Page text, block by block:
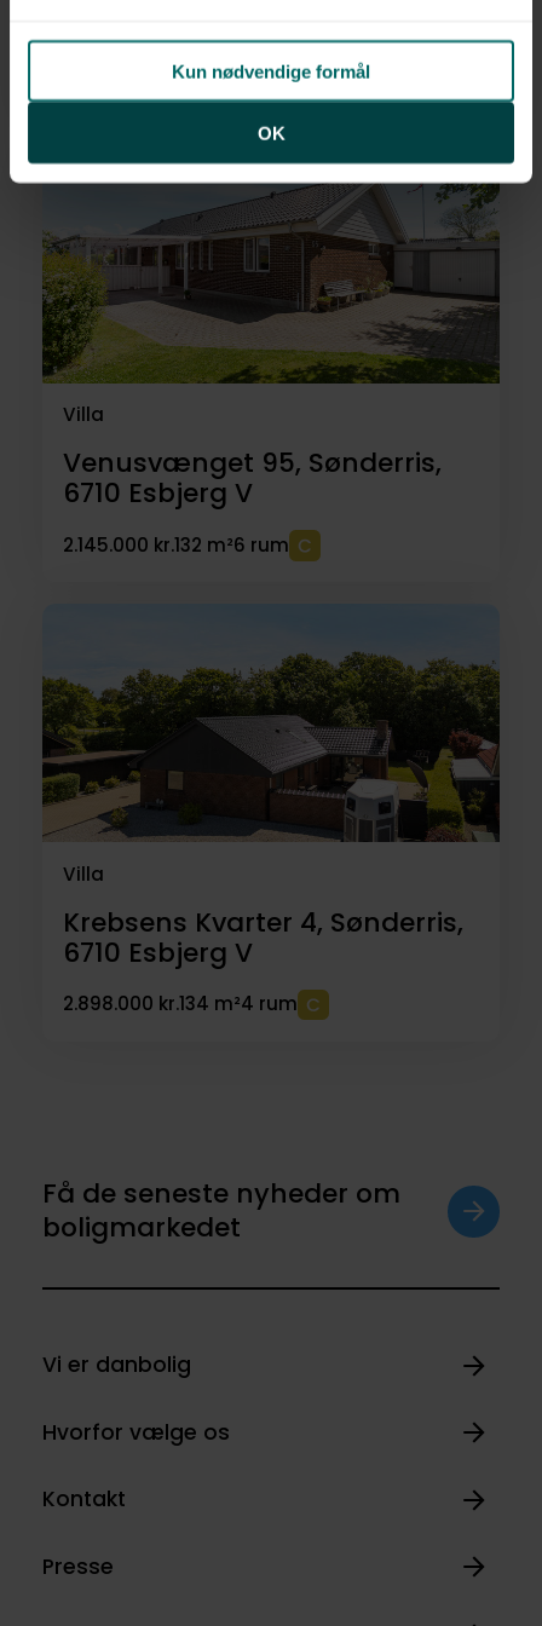
Kun nødvendige formål
OK
6705Esbjerg Ø
2.798.000 kr.134 m²4 rum
Villa
Venusvænget 95, Sønderris,
6710 Esbjerg V
2.145.000 kr.132 m²6 rum
Villa
Krebsens Kvarter 4, Sønderris,
6710 Esbjerg V
2.898.000 kr.134 m²4 rum
Få de seneste nyheder om
boligmarkedet
Vi er danbolig
Hvorfor vælge os
Kontakt
Presse